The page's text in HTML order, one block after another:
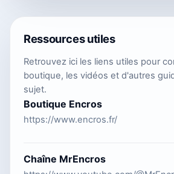
Ressources utiles
Retrouvez ici les liens utiles pour
boutique, les vidéos et d'autres
sujet.
Boutique Encros
https://www.encros.fr/
Chaîne MrEncros